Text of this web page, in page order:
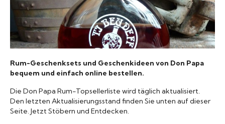
Sport
Wohnen
Rum-Geschenksets und Geschenkideen von Don Papa
bequem und einfach online bestellen.
Die Don Papa Rum-Topsellerliste wird täglich aktualisiert.
Den letzten Aktualisierungsstand finden Sie unten auf dieser
Seite. Jetzt Stöbern und Entdecken.